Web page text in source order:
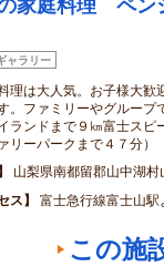
家庭料理 ペン
ャラリー
理は大人気。お子様大歓
。ファミリーやグループ
ランドまで９㎞富士スピ
リーパークまで４７分）
山梨県南都留郡山中湖
ス
富士急行線富士山
この施